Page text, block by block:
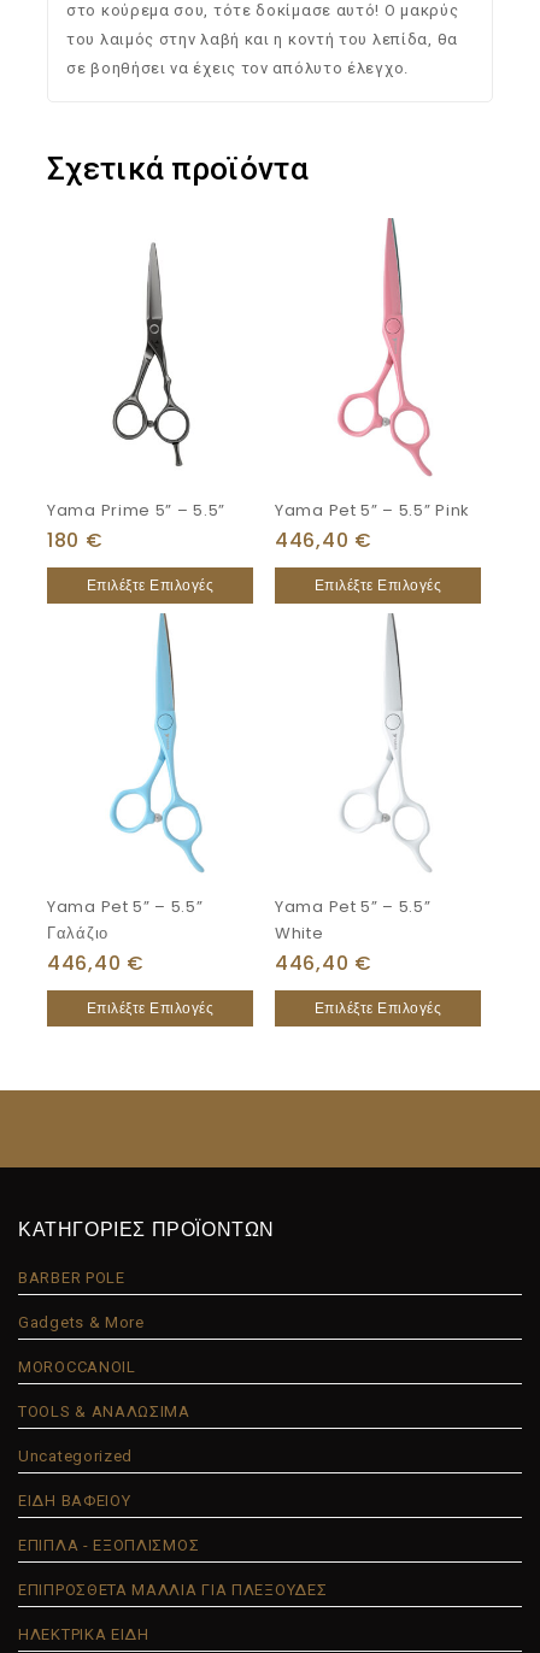
στο κούρεμα σου, τότε δοκίμασε αυτό! Ο μακρύς
του λαιμός στην λαβή και η κοντή του λεπίδα, θα
σε βοηθήσει να έχεις τον απόλυτο έλεγχο.
Σχετικά προϊόντα
Yama Prime 5” – 5.5”
180 €
Επιλέξτε Επιλογές
Yama Pet 5” – 5.5” Pink
446,40 €
Επιλέξτε Επιλογές
Yama Pet 5” – 5.5”
Γαλάζιο
446,40 €
Επιλέξτε Επιλογές
Yama Pet 5” – 5.5”
White
446,40 €
Επιλέξτε Επιλογές
ΚΑΤΗΓΟΡΙΕΣ ΠΡΟΪΟΝΤΩΝ
BARBER POLE
Gadgets & More
MOROCCANOIL
TOOLS & ΑΝΑΛΩΣΙΜΑ
Uncategorized
ΕΙΔΗ ΒΑΦΕΙΟΥ
ΕΠΙΠΛΑ - ΕΞΟΠΛΙΣΜΟΣ
ΕΠΙΠΡΟΣΘΕΤΑ ΜΑΛΛΙΑ ΓΙΑ ΠΛΕΞΟΥΔΕΣ
ΗΛΕΚΤΡΙΚΑ ΕΙΔΗ